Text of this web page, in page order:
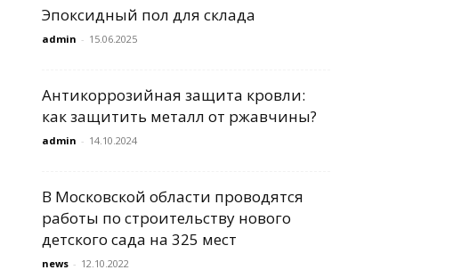
Эпоксидный пол для склада
admin - 15.06.2025
Антикоррозийная защита кровли:
как защитить металл от ржавчины?
admin - 14.10.2024
В Московской области проводятся
работы по строительству нового
детского сада на 325 мест
news - 12.10.2022